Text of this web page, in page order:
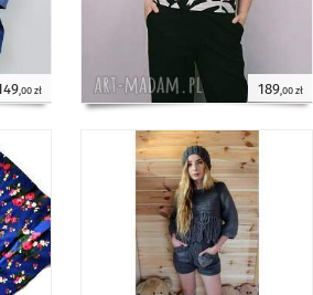
,00 zł 189,00 zł